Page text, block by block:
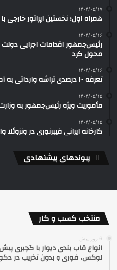
۱۴۰۴/۰۵/۱۷
همراه اول؛ نخستین اپراتور
۱۴۰۴/۰۵/۱۶
رئیس‌جمهور اقدامات اجرایی دولت
محول کرد
۱۴۰۴/۰۵/۱۶
تعرفه ۱۰۰ درصدی تراشه وارداتی به آمریکا در راه است
۱۴۰۴/۰۵/۱۵
مأموریت ویژه رئیس‌جمهور به وزارت
۱۴۰۴/۰۵/۱۵
کارخانه ایرانی فیبرنوری در ونزوئلا
پیوندهای پیشنهادی
منتخب کسب و کار
6 روز پیش
انواع قاب بندی دیوار با گچبری
لوکس، فوری و بدون تخریب در